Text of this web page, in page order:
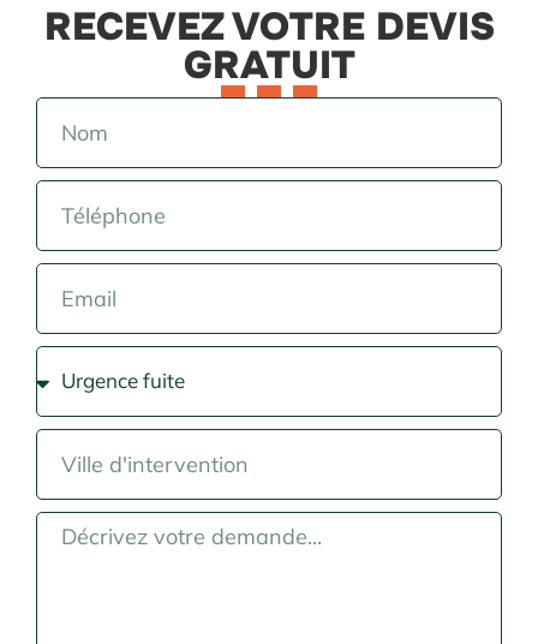
RECEVEZ VOTRE DEVIS
GRATUIT